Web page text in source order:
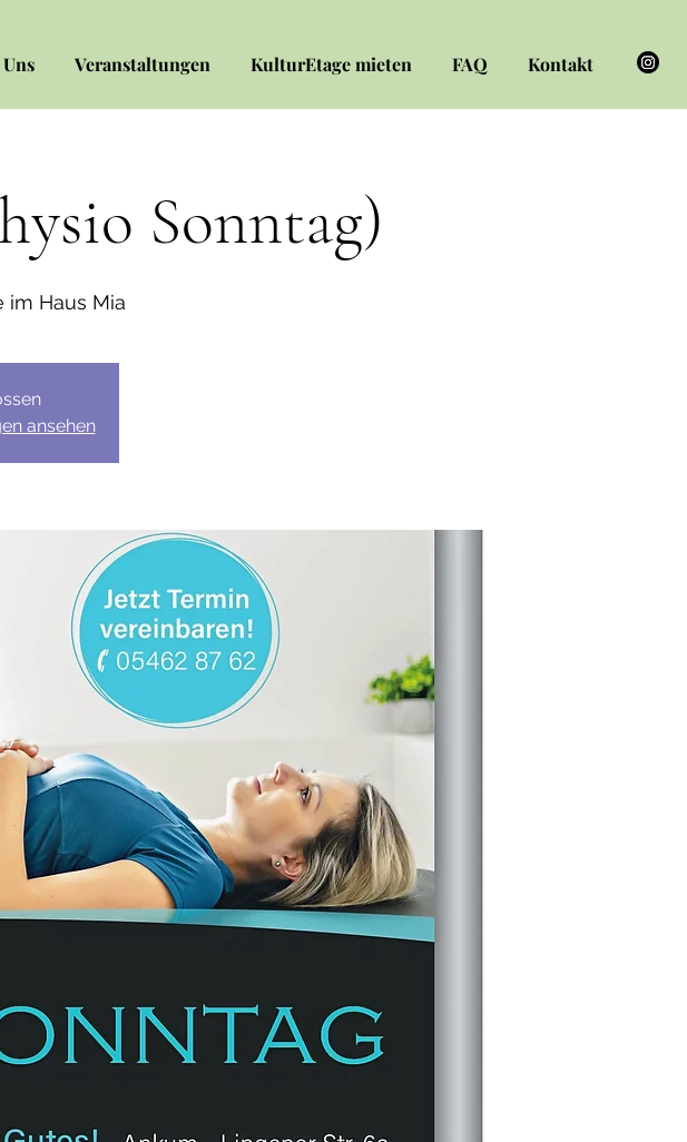
Veranstaltungen KulturEtage mieten FAQ Kontakt
Sonntag)
im Haus Mia
ansehen